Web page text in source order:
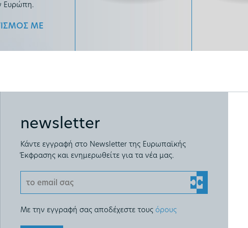
Ευρώπη.
ΜΕ
newsletter
Κάντε εγγραφή στο Newsletter της Ευρωπαϊκής
Έκφρασης και ενημερωθείτε για τα νέα μας.
Με την εγγραφή σας αποδέχεστε τους όρους